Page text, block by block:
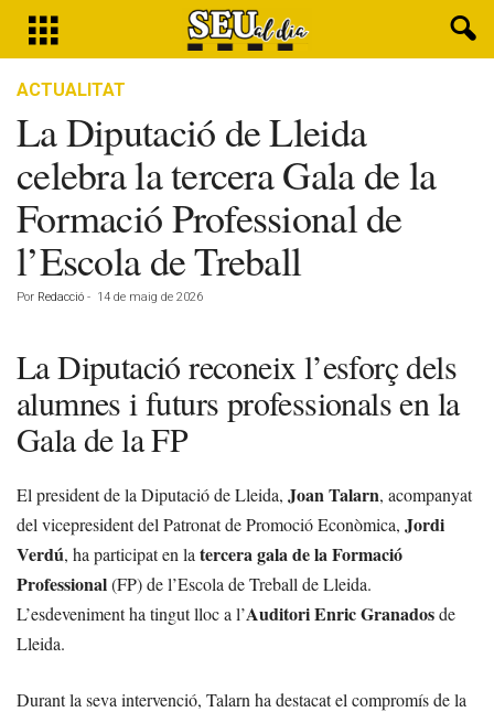
ACTUALITAT
La Diputació de Lleida
celebra la tercera Gala de la
Formació Professional de
l’Escola de Treball
Por Redacció - 14 de maig de 2026
La Diputació reconeix l’esforç dels
alumnes i futurs professionals en la
Gala de la FP
El president de la Diputació de Lleida, Joan Talarn, acompanyat
del vicepresident del Patronat de Promoció Econòmica, Jordi
Verdú, ha participat en la tercera gala de la Formació
Professional(FP) de l’Escola de Treball de Lleida.
L’esdeveniment ha tingut lloc a l’Auditori Enric Granadosde
Lleida.
Durant la seva intervenció, Talarn ha destacat el compromís de la